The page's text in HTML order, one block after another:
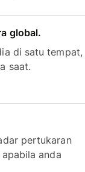
global.
di satu tempat,
saat.
pertukaran
anda